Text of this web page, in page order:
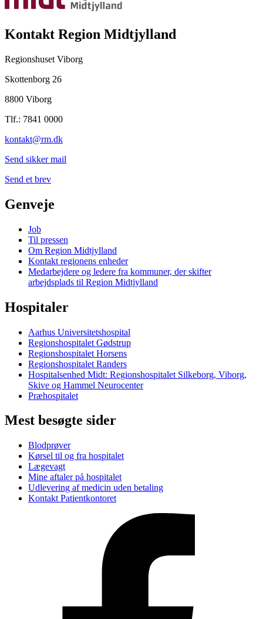
Kontakt Region Midtjylland
Regionshuset Viborg
Skottenborg 26
8800 Viborg
Tlf.: 7841 0000
kontakt@rm.dk
Send sikker mail
Send et brev
Genveje
Job
Til pressen
Om Region Midtjylland
Kontakt regionens enheder
Medarbejdere og ledere fra kommuner, der skifter
arbejdsplads til Region Midtjylland
Hospitaler
Aarhus Universitetshospital
Regionshospitalet Gødstrup
Regionshospitalet Horsens
Regionshospitalet Randers
Hospitalsenhed Midt: Regionshospitalet Silkeborg, Viborg,
Skive og Hammel Neurocenter
Præhospitalet
Mest besøgte sider
Blodprøver
Kørsel til og fra hospitalet
Lægevagt
Mine aftaler på hospitalet
Udlevering af medicin uden betaling
Kontakt Patientkontoret